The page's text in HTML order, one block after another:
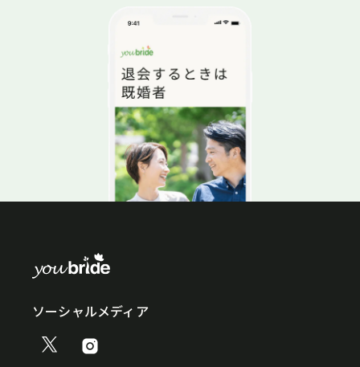
ソーシャルメディア